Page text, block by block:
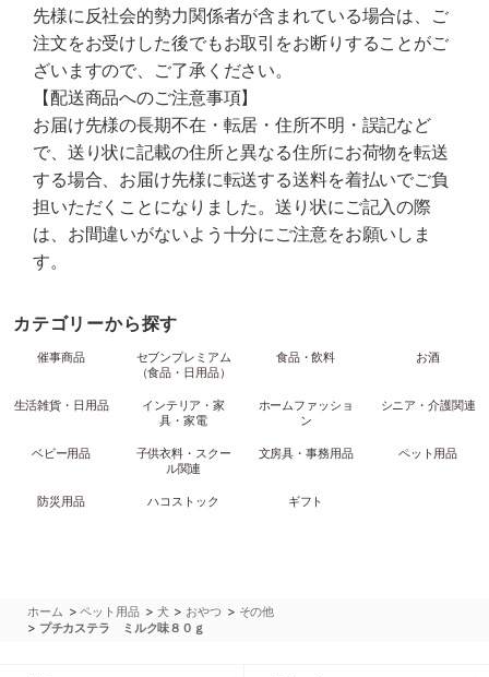
先様に反社会的勢力関係者が含まれている場合は、ご
注文をお受けした後でもお取引をお断りすることがご
ざいますので、ご了承ください。
【配送商品へのご注意事項】
お届け先様の長期不在・転居・住所不明・誤記など
で、送り状に記載の住所と異なる住所にお荷物を転送
する場合、お届け先様に転送する送料を着払いでご負
担いただくことになりました。送り状にご記入の際
は、お間違いがないよう十分にご注意をお願いしま
す。
カテゴリーから探す
催事商品
セブンプレミアム
（食品・日用品）
食品・飲料 お酒
生活雑貨・日用品
インテリア・家
具・家電
ホームファッショ
ン
シニア・介護関連
ベビー用品
子供衣料・スクー
ル関連
文房具・事務用品 ペット用品
防災用品 ハコストック ギフト
ホーム >ペット用品 > 犬 > おやつ > その他
> プチカステラ ミルク味８０ｇ